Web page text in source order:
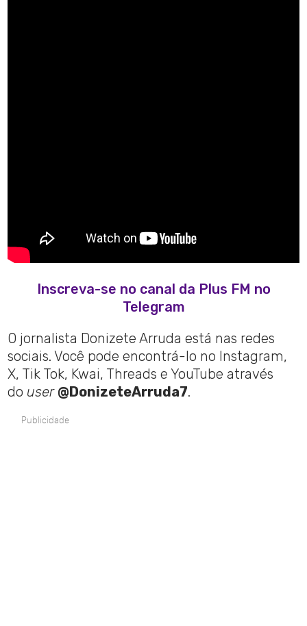
Inscreva-se no canal da Plus FM no
Telegram
O jornalista Donizete Arruda está nas redes
sociais. Você pode encontrá-lo no Instagram,
X, Tik Tok, Kwai, Threads e YouTube através
do user @DonizeteArruda7.
Publicidade